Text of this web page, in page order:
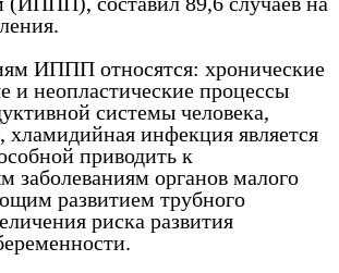
ИППП относятся: хронические
и неопластические процессы
системы человека,
хламидийная инфекция является
приводить к
заболеваниям органов малого
развитием трубного
риска развития